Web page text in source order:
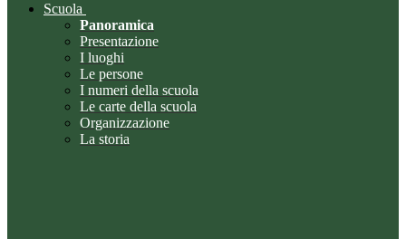
Scuola
Panoramica
Presentazione
I luoghi
Le persone
I numeri della scuola
Le carte della scuola
Organizzazione
La storia